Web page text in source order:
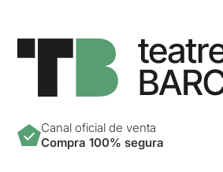
Canal oficial de venta
Compra 100% segura